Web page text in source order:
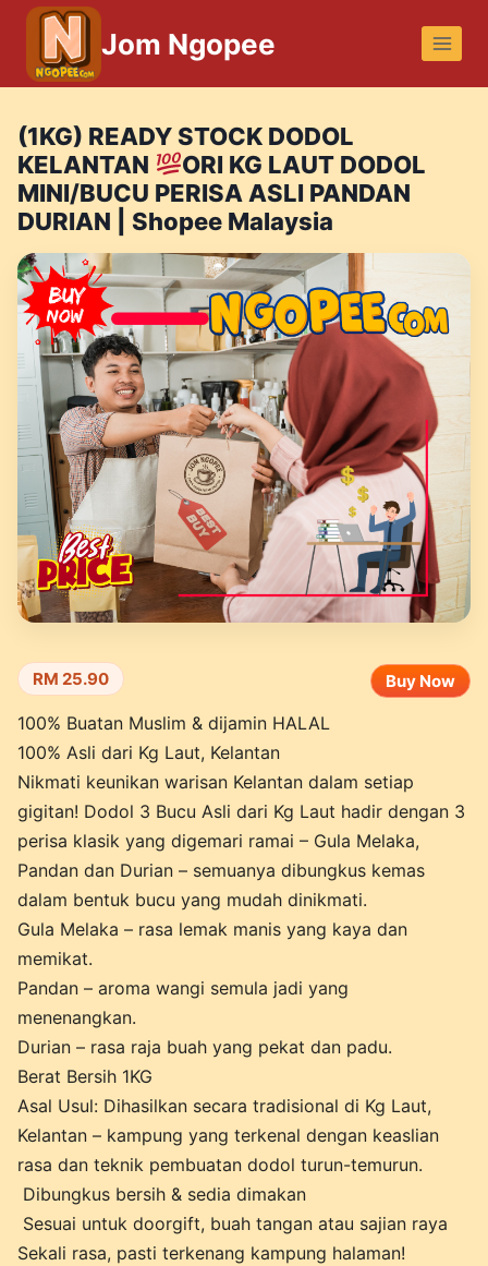
Skip
content
Jom Ngopee
(1KG) READY STOCK DODOL
KELANTAN
ORI KG LAUT DODOL
MINI/BUCU PERISA ASLI PANDAN
DURIAN | Shopee Malaysia
RM 25.90 Buy Now
100% Buatan Muslim & dijamin HALAL
100% Asli dari Kg Laut, Kelantan
Nikmati keunikan warisan Kelantan dalam setiap
gigitan! Dodol 3 Bucu Asli dari Kg Laut hadir dengan 3
perisa klasik yang digemari ramai – Gula Melaka,
Pandan dan Durian – semuanya dibungkus kemas
dalam bentuk bucu yang mudah dinikmati.
Gula Melaka – rasa lemak manis yang kaya dan
memikat.
Pandan – aroma wangi semula jadi yang
menenangkan.
Durian – rasa raja buah yang pekat dan padu.
Berat Bersih 1KG
Asal Usul: Dihasilkan secara tradisional di Kg Laut,
Kelantan – kampung yang terkenal dengan keaslian
rasa dan teknik pembuatan dodol turun-temurun.
Dibungkus bersih & sedia dimakan
Sesuai untuk doorgift, buah tangan atau sajian raya
Sekali rasa, pasti terkenang kampung halaman!